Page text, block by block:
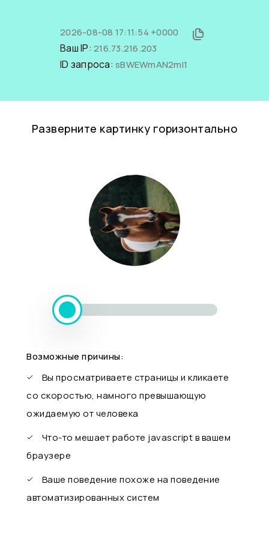
2026-08-08 17:11:54 +0000
Ваш IP: 216.73.216.203
ID запроса: sBWEWmAN2mI1
Разверните картинку горизонтально
Возможные причины:
Вы просматриваете страницы и кликаете
со скоростью, намного превышающую
ожидаемую от человека
Что-то мешает работе javascript в вашем
браузере
Ваше поведение похоже на поведение
автоматизированных систем